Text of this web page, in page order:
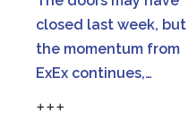
closed last week, but
the momentum from
ExEx continues,…
+++